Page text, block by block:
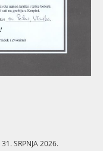
31. SRPNJA 2026.